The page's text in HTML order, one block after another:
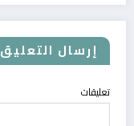
إرسال التعليق
تعليقات